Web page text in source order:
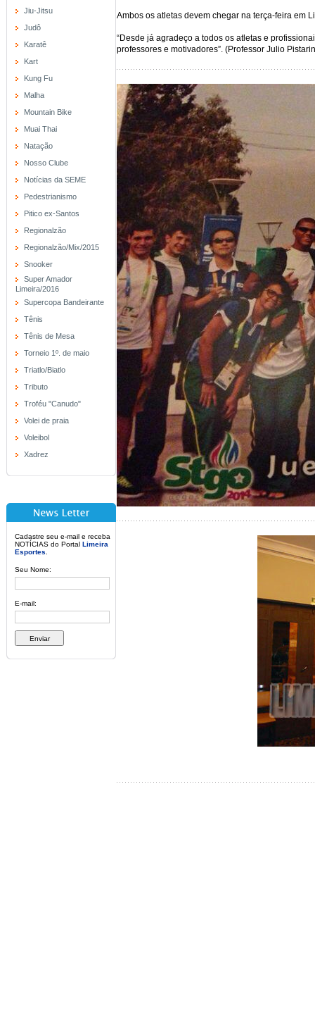
Jiu-Jitsu
Judô
Karatê
Kart
Kung Fu
Malha
Mountain Bike
Muai Thai
Natação
Nosso Clube
Notícias da SEME
Pedestrianismo
Pitico ex-Santos
Regionalzão
Regionalzão/Mix/2015
Snooker
Super Amador
Limeira/2016
Supercopa Bandeirante
Tênis
Tênis de Mesa
Torneio 1º. de maio
Triatlo/Biatlo
Tributo
Troféu "Canudo"
Volei de praia
Voleibol
Xadrez
Cadastre seu e-mail e receba
NOTÍCIAS do Portal Limeira
Esportes
Seu Nome:
E-mail:
Ambos os atletas devem chegar na terça-feira em
“Desde já agradeço a todos os atletas e
professores e motivadores”. (Professor Julio